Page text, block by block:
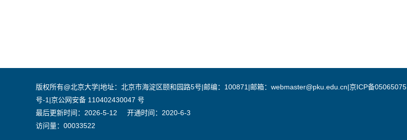
版权所有@北京大学|地址：北京市海淀区颐和园路5号|邮编：100871|邮箱：webmaster@pku.edu.cn|京ICP备05065075
号-1|京公网安备 110402430047 号
最后更新时间： 2026-5-12 开通时间： 2020-6-3
访问量： 00033522